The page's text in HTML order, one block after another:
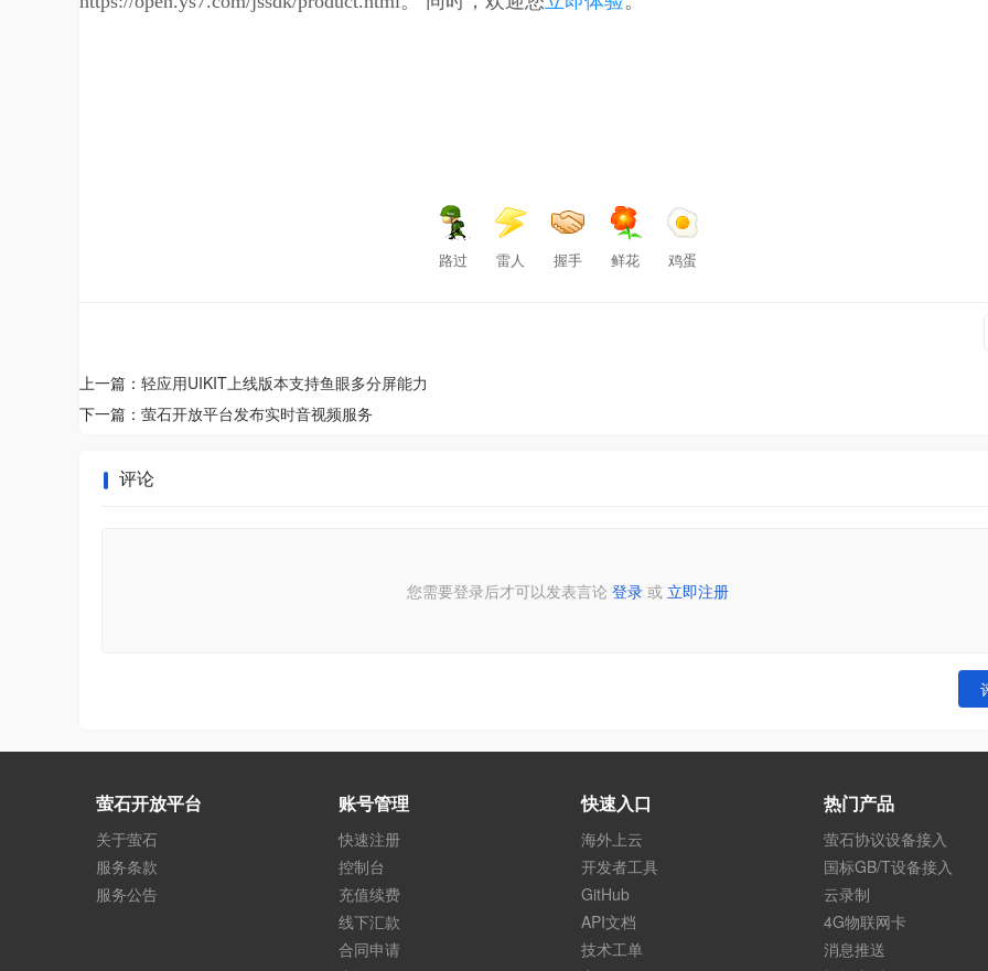
路过 雷人 握手 鲜花 鸡蛋
上一篇： 轻应用UIKIT上线版本支持鱼眼多分屏能力
下一篇： 萤石开放平台发布实时音视频服务
评论
您需要登录后才可以发表言论 登录或 立即注册
萤石开放平台
关于萤石
服务条款
服务公告
账号管理
快速注册
控制台
充值续费
线下汇款
合同申请
快速入口
海外上云
开发者工具
GitHub
API文档
技术工单
热门产品
萤石协议设备接入
国标GB/T设备接入
云录制
4G物联网卡
消息推送